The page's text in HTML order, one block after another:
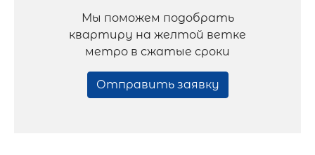
Мы поможем подобрать
квартиру на желтой ветке
метро в сжатые сроки
Отправить заявку